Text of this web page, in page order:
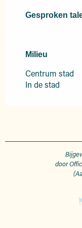
Gesproken
Gesproken
Milieu
Milieu
Centrum stad
In de stad
door